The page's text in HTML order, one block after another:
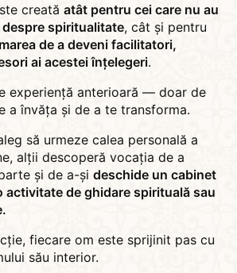
creată atât pentru cei care nu au
spiritualitate, cât și pentru
de a deveni facilitatori,
ai acestei înțelegeri.
experiență anterioară — doar de
a învăța și de a te transforma.
să urmeze calea personală a
alții descoperă vocația de a
și de a-și deschide un cabinet
activitate de ghidare spirituală sau
fiecare om este sprijinit pas cu
său interior.